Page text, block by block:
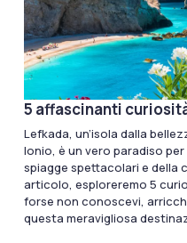
5 affascinanti
Lefkada, un’isola dalla
Ionio, è un vero paradiso
spiagge spettacolari e della
articolo, esploreremo 5
forse non conoscevi,
questa meravigliosa